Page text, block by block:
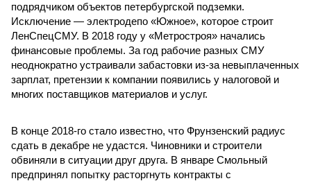
подрядчиком объектов петербургской подземки.
Исключение — электродепо «Южное», которое строит
ЛенСпецСМУ. В 2018 году у «Метростроя» начались
финансовые проблемы. За год рабочие разных СМУ
неоднократно устраивали забастовки из-за невыплаченных
зарплат, претензии к компании появились у налоговой и
многих поставщиков материалов и услуг.
В конце 2018-го стало известно, что Фрунзенский радиус
сдать в декабре не удастся. Чиновники и строители
обвиняли в ситуации друг друга. В январе Смольный
предпринял попытку расторгнуть контракты с